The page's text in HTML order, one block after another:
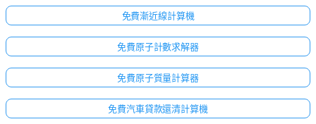
免費漸近線計算機
免費原子計數求解器
免費原子質量計算器
免費汽車貸款還清計算機